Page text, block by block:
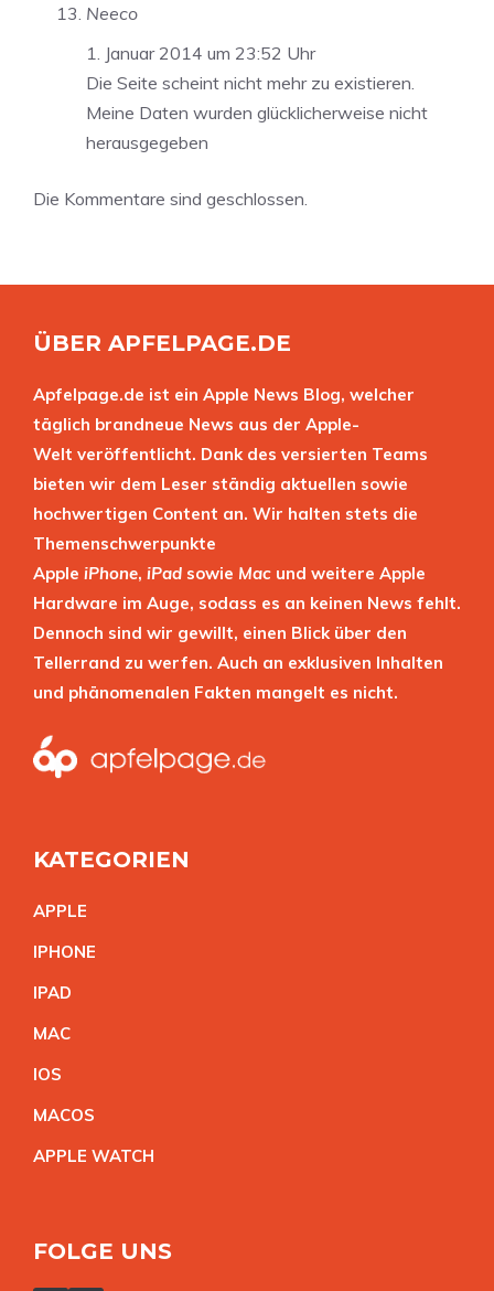
Neeco
1. Januar 2014 um 23:52 Uhr
Die Seite scheint nicht mehr zu existieren.
Meine Daten wurden glücklicherweise nicht
herausgegeben
Die Kommentare sind geschlossen.
ÜBER APFELPAGE.DE
Apfelpage.de ist ein Apple News Blog, welcher
täglich brandneue News aus der Apple-
Welt veröffentlicht. Dank des versierten Teams
bieten wir dem Leser ständig aktuellen sowie
hochwertigen Content an. Wir halten stets die
Themenschwerpunkte
Apple iPhone, iPad sowie Mac und weitere Apple
Hardware im Auge, sodass es an keinen News fehlt.
Dennoch sind wir gewillt, einen Blick über den
Tellerrand zu werfen. Auch an exklusiven Inhalten
und phänomenalen Fakten mangelt es nicht.
KATEGORIEN
APPLE
IPHONE
IPAD
MAC
IOS
MACOS
APPLE WATCH
FOLGE UNS